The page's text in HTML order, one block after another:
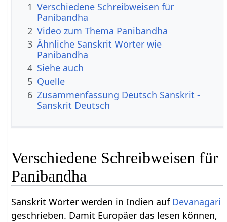
1 Verschiedene Schreibweisen für
Panibandha
2 Video zum Thema Panibandha
3 Ähnliche Sanskrit Wörter wie
Panibandha
4 Siehe auch
5 Quelle
6 Zusammenfassung Deutsch Sanskrit -
Sanskrit Deutsch
Verschiedene Schreibweisen für
Panibandha
Sanskrit Wörter werden in Indien auf Devanagari
geschrieben. Damit Europäer das lesen können,